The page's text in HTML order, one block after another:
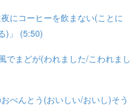
にコーヒーを飲まない(ことに
)」 (5:50)
でまどが(われました/こわれまし
べんとう(おいしい/おいし)そう